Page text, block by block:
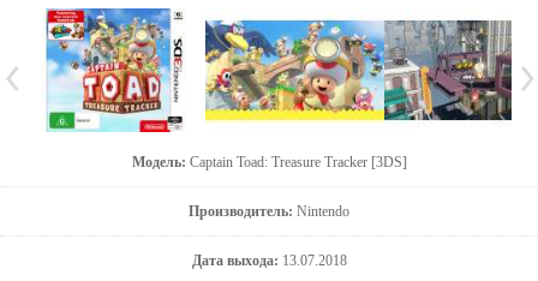
Модель: Captain Toad: Treasure Tracker [3DS]
Производитель: Nintendo
Дата выхода: 13.07.2018